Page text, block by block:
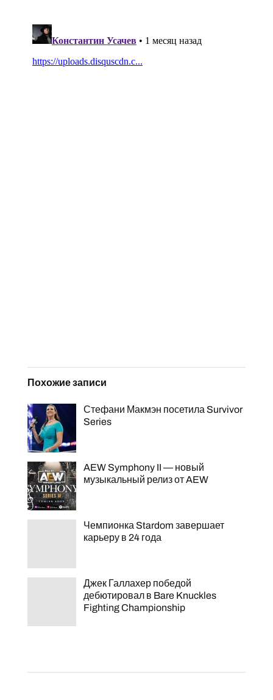
Похожие записи
Стефани Макмэн посетила Survivor
Series
AEW Symphony II — новый
музыкальный релиз от AEW
Чемпионка Stardom завершает
карьеру в 24 года
Джек Галлахер победой
дебютировал в Bare Knuckles
Fighting Championship